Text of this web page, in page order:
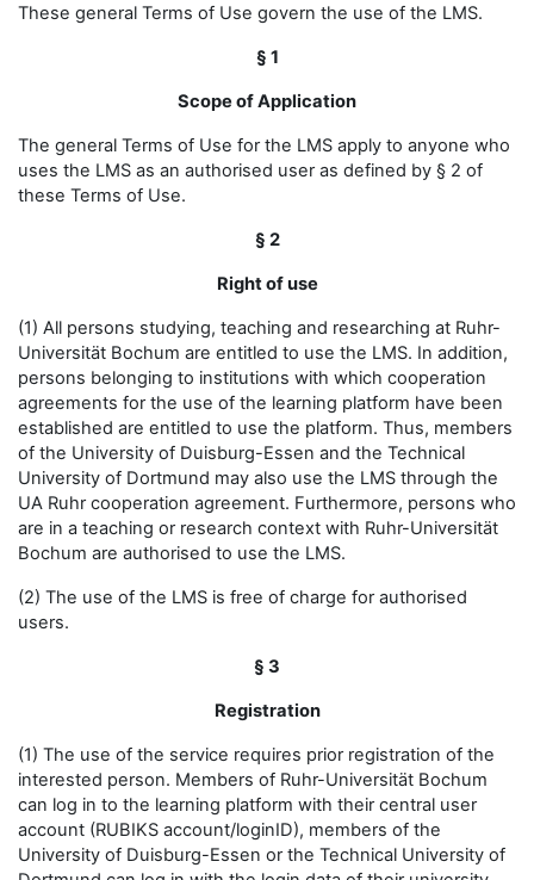
These general Terms of Use govern the use of the LMS.
§ 1
Scope of Application
The general Terms of Use for the LMS apply to anyone who
uses the LMS as an authorised user as defined by § 2 of
these Terms of Use.
§ 2
Right of use
(1) All persons studying, teaching and researching at Ruhr-
Universität Bochum are entitled to use the LMS. In addition,
persons belonging to institutions with which cooperation
agreements for the use of the learning platform have been
established are entitled to use the platform. Thus, members
of the University of Duisburg-Essen and the Technical
University of Dortmund may also use the LMS through the
UA Ruhr cooperation agreement. Furthermore, persons who
are in a teaching or research context with Ruhr-Universität
Bochum are authorised to use the LMS.
(2) The use of the LMS is free of charge for authorised
users.
§ 3
Registration
(1) The use of the service requires prior registration of the
interested person. Members of Ruhr-Universität Bochum
can log in to the learning platform with their central user
account (RUBIKS account/loginID), members of the
University of Duisburg-Essen or the Technical University of